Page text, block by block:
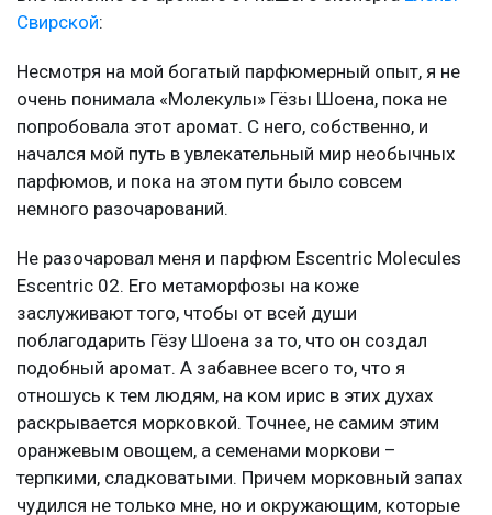
Свирской:
Несмотря на мой богатый парфюмерный опыт, я не
очень понимала «Молекулы» Гёзы Шоена, пока не
попробовала этот аромат. С него, собственно, и
начался мой путь в увлекательный мир необычных
парфюмов, и пока на этом пути было совсем
немного разочарований.
Не разочаровал меня и парфюм Escentric Molecules
Escentric 02. Его метаморфозы на коже
заслуживают того, чтобы от всей души
поблагодарить Гёзу Шоена за то, что он создал
подобный аромат. А забавнее всего то, что я
отношусь к тем людям, на ком ирис в этих духах
раскрывается морковкой. Точнее, не самим этим
оранжевым овощем, а семенами моркови –
терпкими, сладковатыми. Причем морковный запах
чудился не только мне, но и окружающим, которые